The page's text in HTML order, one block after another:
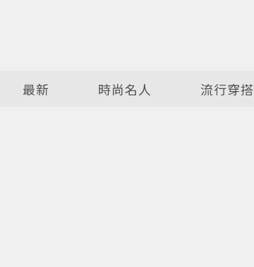
最新 時尚名人 流行穿搭